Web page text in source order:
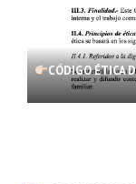
CÓDIGO ÉTICA